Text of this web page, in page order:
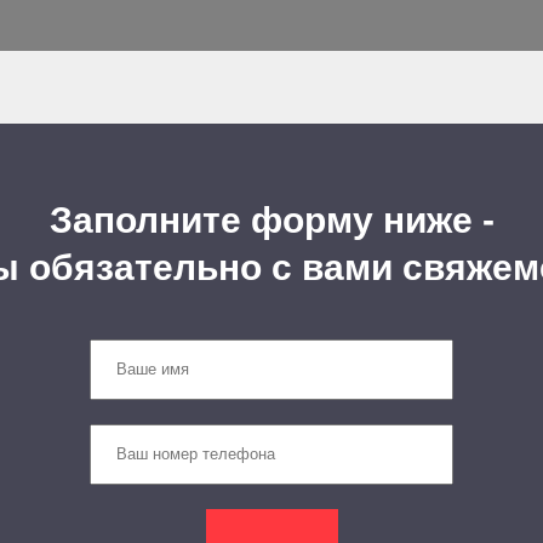
Заполните форму ниже -
обязательно с вами